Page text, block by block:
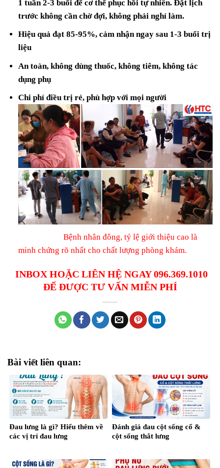
1 tuần 2-3 buổi để cơ thể phục hồi tự nhiên. Đặt lịch
trước không cần chờ đợi, không phải nghỉ làm.
Hiệu quả đạt 85-95%, cảm nhận ngay sau 1-3 buổi trị
liệu
An toàn, không dùng thuốc, không tiêm, không tác
dụng phụ
Chi phí điều trị rẻ, phù hợp với mọi người
Bệnh nhân đông, tỷ lệ giới thiệu cao là
minh chứng rõ nhất cho chất lượng phòng khám.
INBOX HOẶC LIÊN HỆ NGAY 096.369.1010
ĐỂ ĐƯỢC TƯ VẤN MIỄN PHÍ
Bài viết liên quan:
Đau lưng là gì? Hiểu thêm về
các vị trí đau lưng
Đánh giá đau cột sống cổ &
cột sống thắt lưng